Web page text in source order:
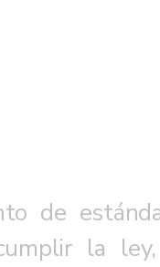
de
la